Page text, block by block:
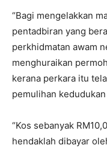
“Bagi mengelakkan
pentadbiran yang
perkhidmatan awam
menghuraikan
kerana perkara itu
pemulihan
“Kos sebanyak
hendaklah dibayar